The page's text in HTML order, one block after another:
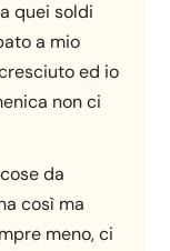
quei soldi
a mio
ed io
non ci
da
così ma
meno, ci